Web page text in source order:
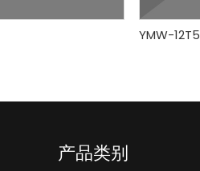
YMW-12T5
产品类别